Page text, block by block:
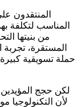
المنتقدون
المناسب لتكلفة
من بنيتها
المستقرة،
حملة تسويقية
لكن حجج
لأن